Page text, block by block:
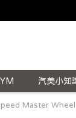
汽美小知
Master Wheel